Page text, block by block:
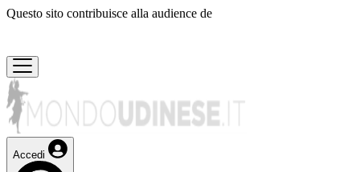
Questo sito contribuisce alla audience de
Accedi